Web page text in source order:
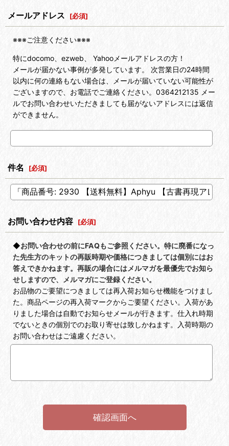
メールアドレス [必須]
※※※ご注意ください※※※
特にdocomo、ezweb、 Yahooメールアドレスの方！
メールが届かない事例が多発しています。 次営業日の24時間
以内に何の連絡もない場合は、メールが届いていない可能性が
ございますので、お電話でご連絡ください。0364212135 メー
ルでお問い合わせいただきましても届がないアドレスには返信
ができません。
件名 [必須]
お問い合わせ内容 [必須]
◆お問い合わせの前にFAQもご参照ください。特に廃番になっ
た先生方のキットの再販時期や価格につきましては個別にはお
答えできかねます。再販の場合にはメルマガを最優先でお知ら
せしますので、メルマガにご登録ください。
お品物のご要望につきましては再入荷お知らせ機能をつけまし
た。商品ページの再入荷マークからご要望ください。入荷があ
りました場合は自動でお知らせメールが行きます。仕入れ時期
でないときの個別でのお取り寄せは致しかねます。入荷時期の
お問い合わせはご遠慮ください。
確認画面へ